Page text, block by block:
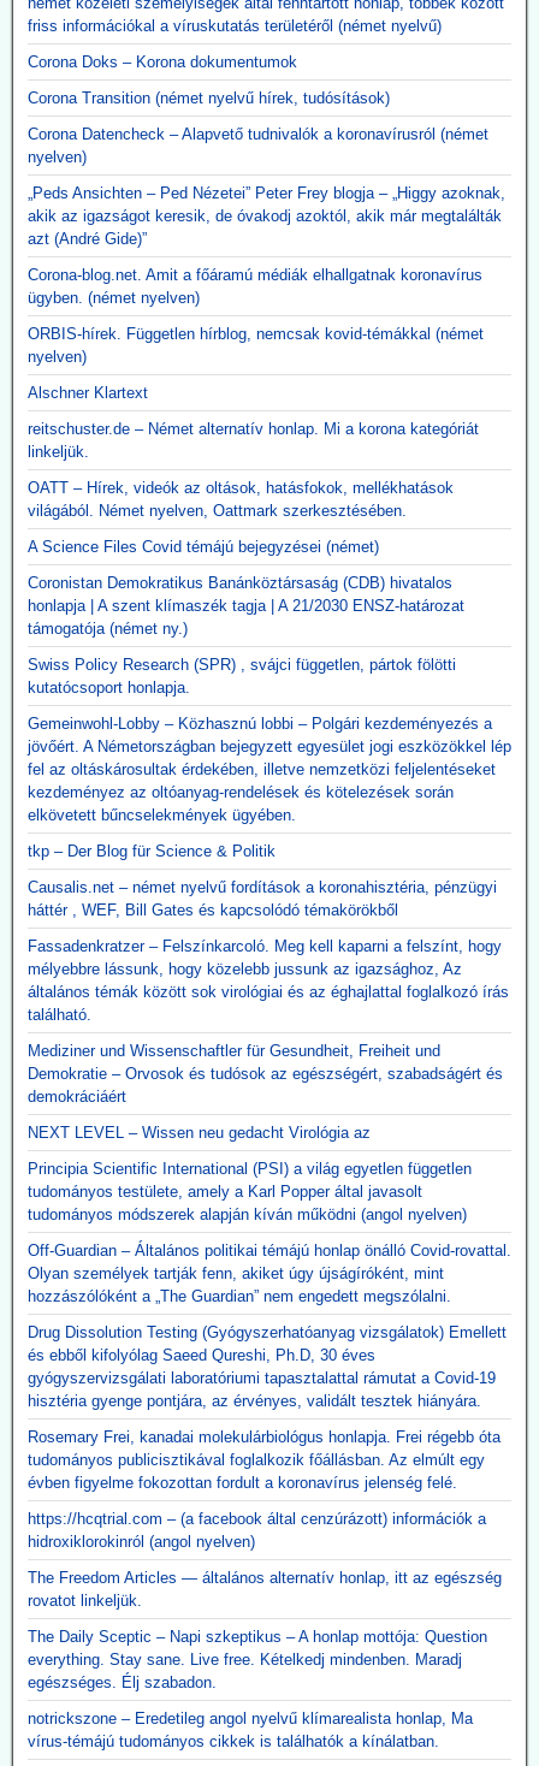
friss információkal a víruskutatás területéről (német nyelvű)
Corona Doks – Korona dokumentumok
Corona Transition (német nyelvű hírek, tudósítások)
Corona Datencheck – Alapvető tudnivalók a koronavírusról (német
nyelven)
„Peds Ansichten – Ped Nézetei” Peter Frey blogja – „Higgy azoknak,
akik az igazságot keresik, de óvakodj azoktól, akik már megtalálták
azt (André Gide)”
Corona-blog.net. Amit a főáramú médiák elhallgatnak koronavírus
ügyben. (német nyelven)
ORBIS-hírek. Független hírblog, nemcsak kovid-témákkal (német
nyelven)
Alschner Klartext
reitschuster.de – Német alternatív honlap. Mi a korona kategóriát
linkeljük.
OATT – Hírek, videók az oltások, hatásfokok, mellékhatások
világából. Német nyelven, Oattmark szerkesztésében.
A Science Files Covid témájú bejegyzései (német)
Coronistan Demokratikus Banánköztársaság (CDB) hivatalos
honlapja | A szent klímaszék tagja | A 21/2030 ENSZ-határozat
támogatója (német ny.)
Swiss Policy Research (SPR) , svájci független, pártok fölötti
kutatócsoport honlapja.
Gemeinwohl-Lobby – Közhasznú lobbi – Polgári kezdeményezés a
jövőért. A Németországban bejegyzett egyesület jogi eszközökkel lép
fel az oltáskárosultak érdekében, illetve nemzetközi feljelentéseket
kezdeményez az oltóanyag-rendelések és kötelezések során
elkövetett bűncselekmények ügyében.
tkp – Der Blog für Science & Politik
Causalis.net – német nyelvű fordítások a koronahisztéria, pénzügyi
háttér , WEF, Bill Gates és kapcsolódó témakörökből
Fassadenkratzer – Felszínkarcoló. Meg kell kaparni a felszínt, hogy
mélyebbre lássunk, hogy közelebb jussunk az igazsághoz, Az
általános témák között sok virológiai és az éghajlattal foglalkozó írás
található.
Mediziner und Wissenschaftler für Gesundheit, Freiheit und
Demokratie – Orvosok és tudósok az egészségért, szabadságért és
demokráciáért
NEXT LEVEL – Wissen neu gedacht Virológia az
Principia Scientific International (PSI) a világ egyetlen független
tudományos testülete, amely a Karl Popper által javasolt
tudományos módszerek alapján kíván működni (angol nyelven)
Off-Guardian – Általános politikai témájú honlap önálló Covid-rovattal.
Olyan személyek tartják fenn, akiket úgy újságíróként, mint
hozzászólóként a „The Guardian” nem engedett megszólalni.
Drug Dissolution Testing (Gyógyszerhatóanyag vizsgálatok) Emellett
és ebből kifolyólag Saeed Qureshi, Ph.D, 30 éves
gyógyszervizsgálati laboratóriumi tapasztalattal rámutat a Covid-19
hisztéria gyenge pontjára, az érvényes, validált tesztek hiányára.
Rosemary Frei, kanadai molekulárbiológus honlapja. Frei régebb óta
tudományos publicisztikával foglalkozik főállásban. Az elmúlt egy
évben figyelme fokozottan fordult a koronavírus jelenség felé.
https://hcqtrial.com – (a facebook által cenzúrázott) információk a
hidroxiklorokinról (angol nyelven)
The Freedom Articles — általános alternatív honlap, itt az egészség
rovatot linkeljük.
The Daily Sceptic – Napi szkeptikus – A honlap mottója: Question
everything. Stay sane. Live free. Kételkedj mindenben. Maradj
egészséges. Élj szabadon.
notrickszone – Eredetileg angol nyelvű klímarealista honlap, Ma
vírus-témájú tudományos cikkek is találhatók a kínálatban.